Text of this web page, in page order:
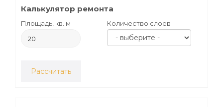
Калькулятор ремонта
Площадь, кв. м Количество слоев
Рассчитать